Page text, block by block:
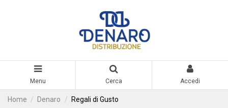
Menu Cerca Accedi
Home Denaro Regali di Gusto